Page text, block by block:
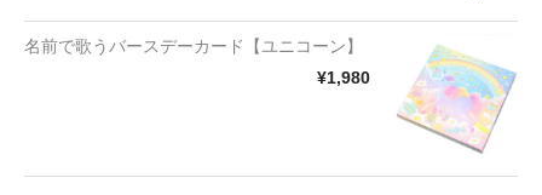
名前で歌うバースデーカード【ユニコーン】
¥1,980